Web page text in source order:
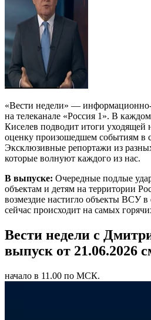
«Вести недели» — информационно-
на телеканале «Россия 1». В
Киселев подводит итоги уходящей
оценку произошедшем событиям в
Эксклюзивные репортажи из
которые волнуют каждого из нас.
В выпуске: Очередные подлые
объектам и детям на территории
возмездие настигло объекты ВСУ в
сейчас происходит на самых
Вести недели с
выпуск от 21.06.2026
начало в 11.00 по МСК.